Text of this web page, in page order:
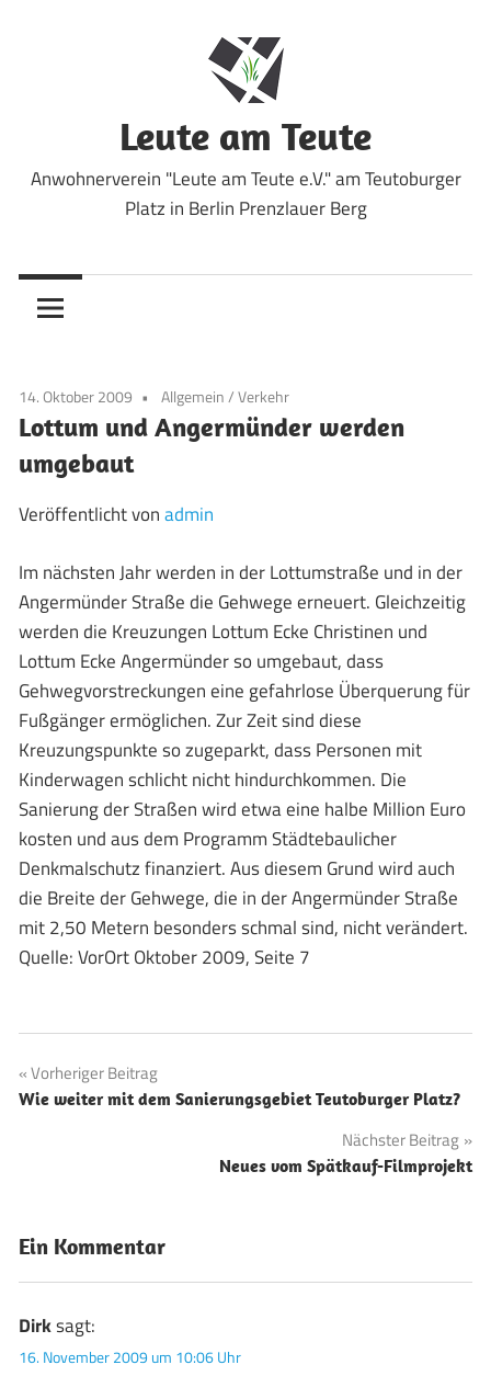
Leute am Teute
Anwohnerverein "Leute am Teute e.V." am Teutoburger
Platz in Berlin Prenzlauer Berg
14. Oktober 2009 Allgemein/Verkehr
Lottum und Angermünder werden
umgebaut
Veröffentlicht vonadmin
Im nächsten Jahr werden in der Lottumstraße und in der
Angermünder Straße die Gehwege erneuert. Gleichzeitig
werden die Kreuzungen Lottum Ecke Christinen und
Lottum Ecke Angermünder so umgebaut, dass
Gehwegvorstreckungen eine gefahrlose Überquerung für
Fußgänger ermöglichen. Zur Zeit sind diese
Kreuzungspunkte so zugeparkt, dass Personen mit
Kinderwagen schlicht nicht hindurchkommen. Die
Sanierung der Straßen wird etwa eine halbe Million Euro
kosten und aus dem Programm Städtebaulicher
Denkmalschutz finanziert. Aus diesem Grund wird auch
die Breite der Gehwege, die in der Angermünder Straße
mit 2,50 Metern besonders schmal sind, nicht verändert.
Quelle: VorOrt Oktober 2009, Seite 7
Beitragsnavigation
Vorheriger Beitrag
Wie weiter mit dem Sanierungsgebiet Teutoburger Platz?
Nächster Beitrag
Neues vom Spätkauf-Filmprojekt
Ein Kommentar
Dirksagt:
16. November 2009 um 10:06 Uhr